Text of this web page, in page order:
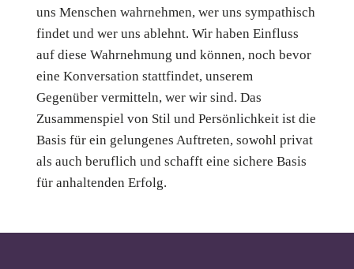
uns Menschen wahrnehmen, wer uns sympathisch
findet und wer uns ablehnt. Wir haben Einfluss
auf diese Wahrnehmung und können, noch bevor
eine Konversation stattfindet, unserem
Gegenüber vermitteln, wer wir sind. Das
Zusammenspiel von Stil und Persönlichkeit ist die
Basis für ein gelungenes Auftreten, sowohl privat
als auch beruflich und schafft eine sichere Basis
für anhaltenden Erfolg.